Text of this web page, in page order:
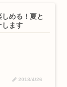
める！夏と
します
2018/4/26